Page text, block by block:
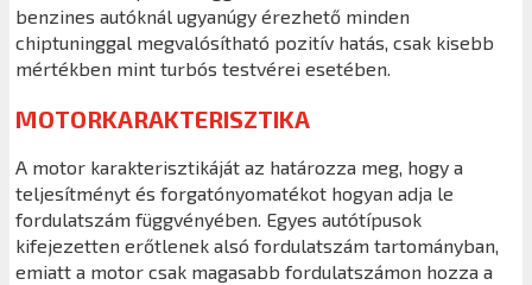
benzines autóknál ugyanúgy érezhető minden
chiptuninggal megvalósítható pozitív hatás, csak kisebb
mértékben mint turbós testvérei esetében.
MOTORKARAKTERISZTIKA
A motor karakterisztikáját az határozza meg, hogy a
teljesítményt és forgatónyomatékot hogyan adja le
fordulatszám függvényében. Egyes autótípusok
kifejezetten erőtlenek alsó fordulatszám tartományban,
emiatt a motor csak magasabb fordulatszámon hozza a